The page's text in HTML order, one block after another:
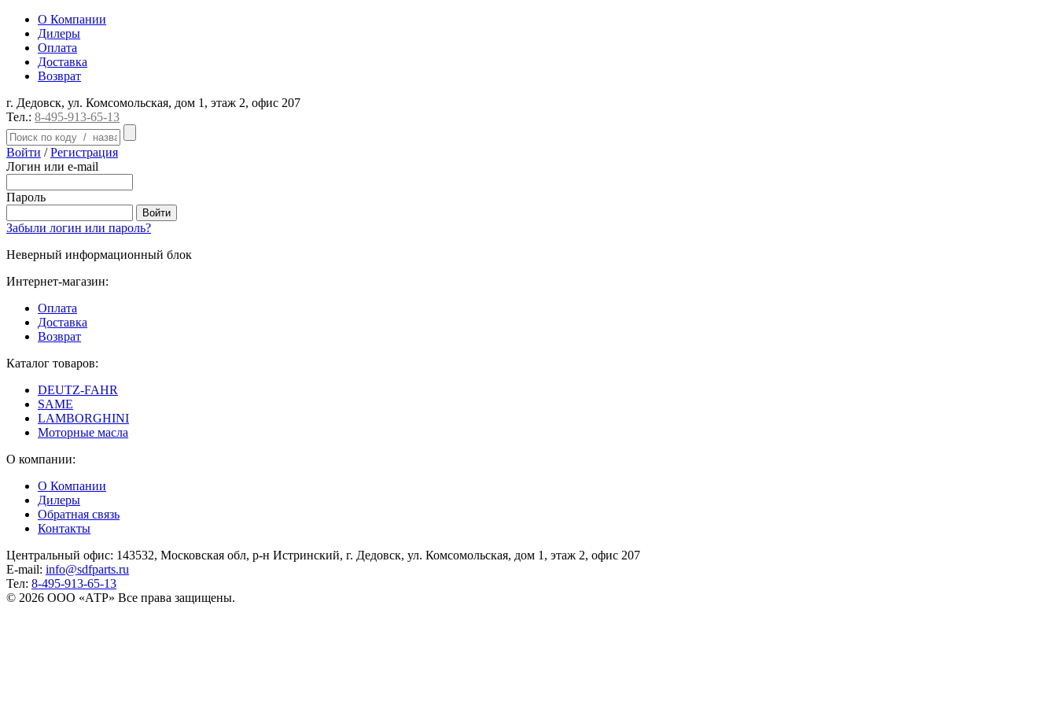
О Компании
Дилеры
Оплата
Доставка
Возврат
г. Дедовск, ул. Комсомольская, дом 1, этаж 2, офис 207
Тел.: 8-495-913-65-13
Войти / Регистрация
Логин или e-mail
Пароль
Забыли логин или пароль?
Неверный информационный блок
Интернет-магазин:
Оплата
Доставка
Возврат
Каталог товаров:
DEUTZ-FAHR
SAME
LAMBORGHINI
Моторные масла
О компании:
О Компании
Дилеры
Обратная связь
Контакты
Центральный офис: 143532, Московская обл, р-н Истринский, г. Дедовск, ул. Комсомольская, дом 1, этаж 2, офис 207
E-mail: info@sdfparts.ru
Тел: 8-495-913-65-13
© 2026 ООО «АТР» Все права защищены.